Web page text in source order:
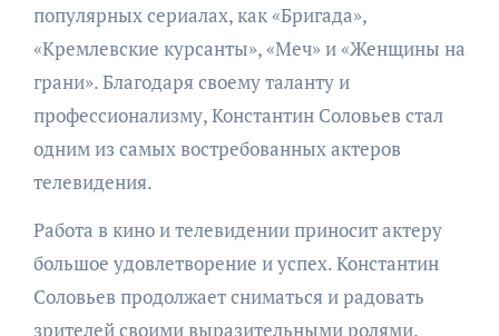
популярных сериалах, как «Бригада»,
«Кремлевские курсанты», «Меч» и «Женщины на
грани». Благодаря своему таланту и
профессионализму, Константин Соловьев стал
одним из самых востребованных актеров
телевидения.
Работа в кино и телевидении приносит актеру
большое удовлетворение и успех. Константин
Соловьев продолжает сниматься и радовать
зрителей своими выразительными ролями.